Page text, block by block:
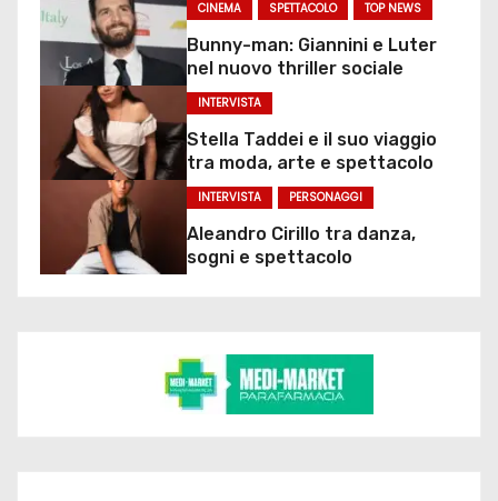
CINEMA SPETTACOLO TOP NEWS
Bunny-man: Giannini e Luter
nel nuovo thriller sociale
INTERVISTA
Stella Taddei e il suo viaggio
tra moda, arte e spettacolo
INTERVISTA PERSONAGGI
Aleandro Cirillo tra danza,
sogni e spettacolo